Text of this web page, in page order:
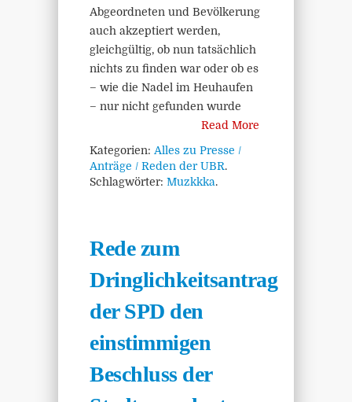
Abgeordneten und Bevölkerung
auch akzeptiert werden,
gleichgültig, ob nun tatsächlich
nichts zu finden war oder ob es
– wie die Nadel im Heuhaufen
– nur nicht gefunden wurde
Read More
Kategorien: Alles zu Presse /
Anträge / Reden der UBR.
Schlagwörter: Muzkkka.
Rede zum
Dringlichkeitsantrag
der SPD den
einstimmigen
Beschluss der